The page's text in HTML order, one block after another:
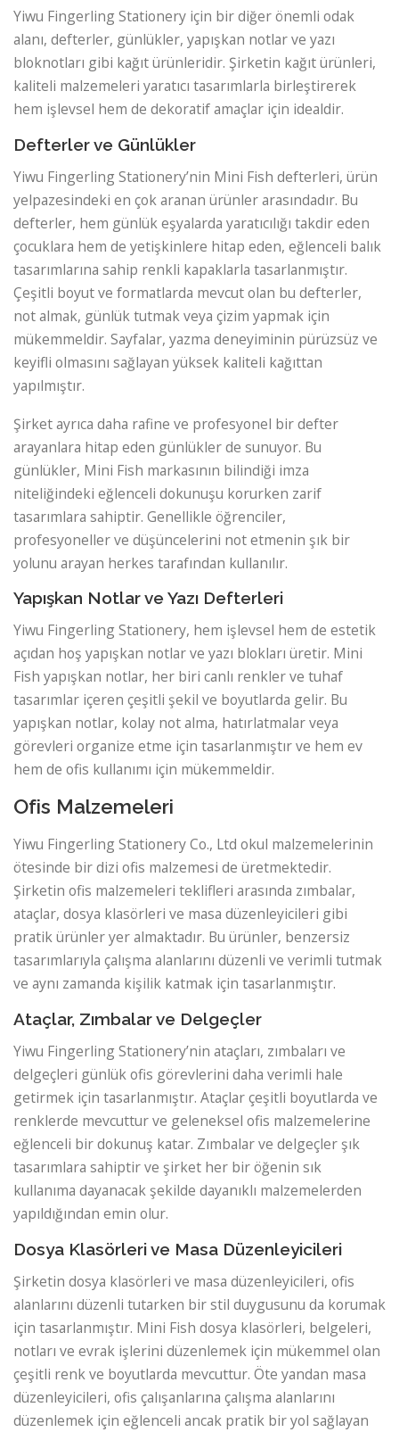
Yiwu Fingerling Stationery için bir diğer önemli odak
alanı, defterler, günlükler, yapışkan notlar ve yazı
bloknotları gibi kağıt ürünleridir. Şirketin kağıt ürünleri,
kaliteli malzemeleri yaratıcı tasarımlarla birleştirerek
hem işlevsel hem de dekoratif amaçlar için idealdir.
Defterler ve Günlükler
Yiwu Fingerling Stationery’nin Mini Fish defterleri, ürün
yelpazesindeki en çok aranan ürünler arasındadır. Bu
defterler, hem günlük eşyalarda yaratıcılığı takdir eden
çocuklara hem de yetişkinlere hitap eden, eğlenceli balık
tasarımlarına sahip renkli kapaklarla tasarlanmıştır.
Çeşitli boyut ve formatlarda mevcut olan bu defterler,
not almak, günlük tutmak veya çizim yapmak için
mükemmeldir. Sayfalar, yazma deneyiminin pürüzsüz ve
keyifli olmasını sağlayan yüksek kaliteli kağıttan
yapılmıştır.
Şirket ayrıca daha rafine ve profesyonel bir defter
arayanlara hitap eden günlükler de sunuyor. Bu
günlükler, Mini Fish markasının bilindiği imza
niteliğindeki eğlenceli dokunuşu korurken zarif
tasarımlara sahiptir. Genellikle öğrenciler,
profesyoneller ve düşüncelerini not etmenin şık bir
yolunu arayan herkes tarafından kullanılır.
Yapışkan Notlar ve Yazı Defterleri
Yiwu Fingerling Stationery, hem işlevsel hem de estetik
açıdan hoş yapışkan notlar ve yazı blokları üretir. Mini
Fish yapışkan notlar, her biri canlı renkler ve tuhaf
tasarımlar içeren çeşitli şekil ve boyutlarda gelir. Bu
yapışkan notlar, kolay not alma, hatırlatmalar veya
görevleri organize etme için tasarlanmıştır ve hem ev
hem de ofis kullanımı için mükemmeldir.
Ofis Malzemeleri
Yiwu Fingerling Stationery Co., Ltd okul malzemelerinin
ötesinde bir dizi ofis malzemesi de üretmektedir.
Şirketin ofis malzemeleri teklifleri arasında zımbalar,
ataçlar, dosya klasörleri ve masa düzenleyicileri gibi
pratik ürünler yer almaktadır. Bu ürünler, benzersiz
tasarımlarıyla çalışma alanlarını düzenli ve verimli tutmak
ve aynı zamanda kişilik katmak için tasarlanmıştır.
Ataçlar, Zımbalar ve Delgeçler
Yiwu Fingerling Stationery’nin ataçları, zımbaları ve
delgeçleri günlük ofis görevlerini daha verimli hale
getirmek için tasarlanmıştır. Ataçlar çeşitli boyutlarda ve
renklerde mevcuttur ve geleneksel ofis malzemelerine
eğlenceli bir dokunuş katar. Zımbalar ve delgeçler şık
tasarımlara sahiptir ve şirket her bir öğenin sık
kullanıma dayanacak şekilde dayanıklı malzemelerden
yapıldığından emin olur.
Dosya Klasörleri ve Masa Düzenleyicileri
Şirketin dosya klasörleri ve masa düzenleyicileri, ofis
alanlarını düzenli tutarken bir stil duygusunu da korumak
için tasarlanmıştır. Mini Fish dosya klasörleri, belgeleri,
notları ve evrak işlerini düzenlemek için mükemmel olan
çeşitli renk ve boyutlarda mevcuttur. Öte yandan masa
düzenleyicileri, ofis çalışanlarına çalışma alanlarını
düzenlemek için eğlenceli ancak pratik bir yol sağlayan